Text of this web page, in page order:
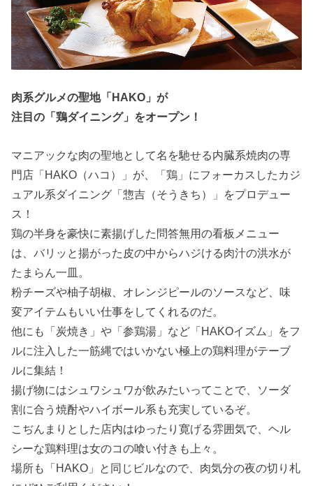
肉系グルメの聖地「HAKO」が
注目の「鶏ダイニング」をオープン！
マニアックな肉の聖地として名を馳せる内臓系焼肉の専
門店「HAKO（ハコ）」が、「鶏」にフォーカスしたカジ
ュアル系ダイニング「惣吉（そうきち）」をプロデュー
ス！
鶏の半身を豪快に素揚げした問答無用の看板メニュー
は、バリッと揚がった皮の中からハジける肉汁の洪水が
たまらん一皿。
粉チーズや柚子胡椒、オレンジピールのソースなど、味
変アイテムもいい仕事をしてくれるのだ。
他にも「炭焼き」や「参鶏湯」など「HAKOイズム」をフ
ルに注入した一筋縄ではいかない極上の鶏料理がテーブ
ルに集結！
揚げ物にはシュワシュワが飲みたいってことで、ソーダ
割に合う焼酎やハイボール系も充実しているぞ。
こぢんまりとした店内はゆったり寛げる雰囲気で、ヘル
シーな鶏料理は女のコの喰い付きも上々。
場所も「HAKO」と同じビルなので、肉気分の夜の切り札